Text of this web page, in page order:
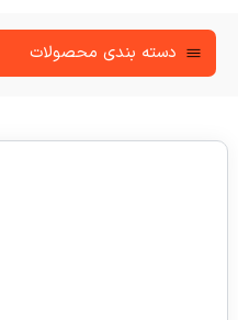
دسته‌ بندی محصولات